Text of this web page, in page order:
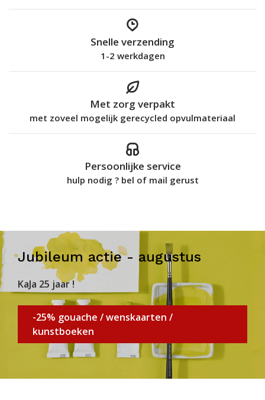
Snelle verzending
1-2 werkdagen
Met zorg verpakt
met zoveel mogelijk gerecycled opvulmateriaal
Persoonlijke service
hulp nodig ? bel of mail gerust
Jubileum actie - augustus
KaJa 25 jaar !
-25% gouache / wenskaarten /
kunstboeken